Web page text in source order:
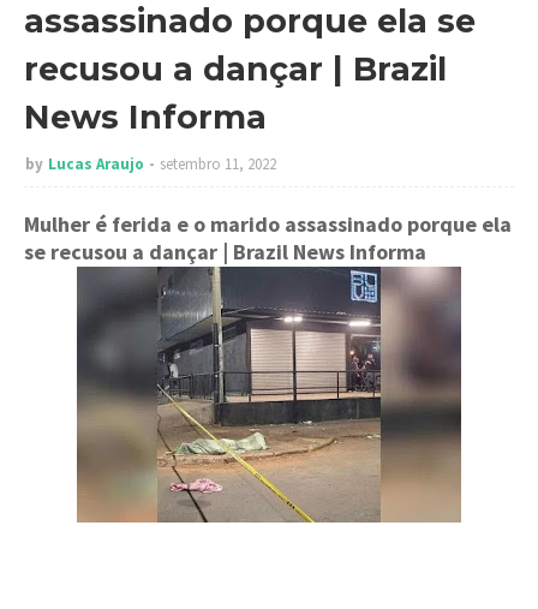
assassinado porque ela se
recusou a dançar | Brazil
News Informa
by Lucas Araujo setembro 11, 2022
Mulher é ferida e o marido assassinado porque ela
se recusou a dançar | Brazil News Informa